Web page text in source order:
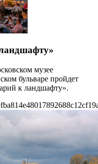
музее
бульваре пройдет
к ландшафту».